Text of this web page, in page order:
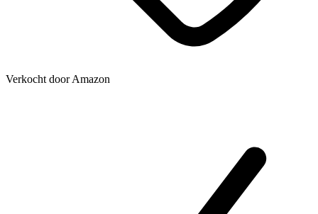
Verkocht doorAmazon